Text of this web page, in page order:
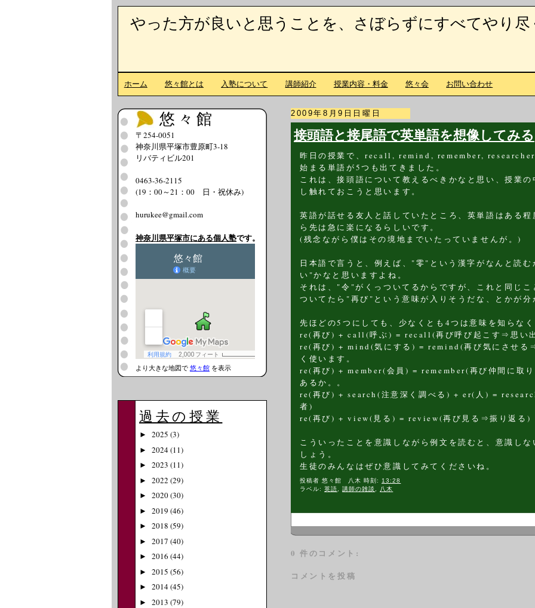
やった方が良いと思うことを、さぼらずにすべてやり尽
ホーム 悠々館とは 入塾について 講師紹介 授業内容・料金 悠々会 お問い合わせ
2009年8月9日日曜日
接頭語と接尾語で英単語を想像してみる
昨日の授業で、recall, remind, remember,
始まる単語が5つも出てきました。
これは、接頭語について教えるべきかなと思い、授業
し触れておこうと思います。
英語が話せる友人と話していたところ、英単語はある
ら先は急に楽になるらしいです。
(残念ながら僕はその境地までいたっていませんが。)
日本語で言うと、例えば、"零"という漢字がなんと読
い"かなと思いますよね。
それは、"令"がくっついてるからですが、これと同じ
ついてたら"再び"という意味が入りそうだな、とかが
先ほどの5つにしても、少なくとも4つは意味を知らな
re(再び) + call(呼ぶ) = recall(再び呼び起こす⇒思
re(再び) + mind(気にする) = remind(再び気にさせ
く使います。
re(再び) + member(会員) = remember(再び仲間に取
あるか。。
re(再び) + search(注意深く調べる) + er(人) =
者)
re(再び) + view(見る) = review(再び見る⇒振り返る)
こういったことを意識しながら例文を読むと、意識し
しょう。
生徒のみんなはぜひ意識してみてくださいね。
投稿者悠々館 八木 時刻: 13:28
ラベル:英語 ,講師の雑談 八木
0 件のコメント:
コメントを投稿
悠々館
〒254-0051
神奈川県平塚市豊原町3-18
リバティビル201
0463-36-2115
(19：00～21：00 日・祝休み)
hurukee@gmail.com
神奈川県平塚市にある個人塾です。
より大きな地図で 悠々館 を表示
過去の授業
► 2025 (3)
► 2024(11)
► 2023 (11)
► 2022 (29)
► 2020(30)
► 2019 (46)
► 2018 (59)
► 2017 (40)
► 2016 (44)
► 2015 (56)
► 2014(45)
► 2013 (79)